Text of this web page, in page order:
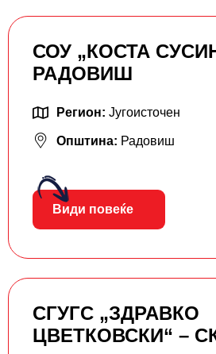
СОУ „КОСТА
РАДОВИШ
Регион: Југоисточен
Општина: Радовиш
Види повеќе
СГУГС „ЗДРАВКО
ЦВЕТКОВСКИ“ –